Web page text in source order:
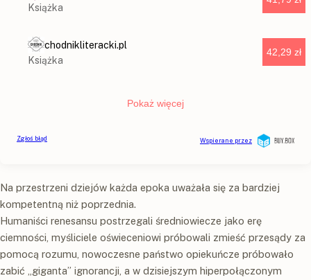
Na przestrzeni dziejów każda epoka uważała się za bardziej
kompetentną niż poprzednia.
Humaniści renesansu postrzegali średniowiecze jako erę
ciemności, myśliciele oświeceniowi próbowali zmieść przesądy za
pomocą rozumu, nowoczesne państwo opiekuńcze próbowało
zabić „giganta” ignorancji, a w dzisiejszym hiperpołączonym